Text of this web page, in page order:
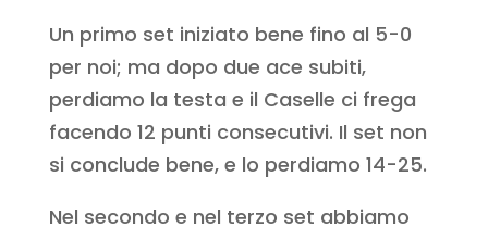
Un primo set iniziato bene fino al 5-0
per noi; ma dopo due ace subiti,
perdiamo la testa e il Caselle ci frega
facendo 12 punti consecutivi. Il set non
si conclude bene, e lo perdiamo 14-25.
Nel secondo e nel terzo set abbiamo